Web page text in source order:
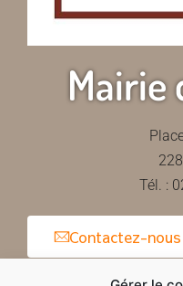
Mairie
Tél. :
Contactez-nous